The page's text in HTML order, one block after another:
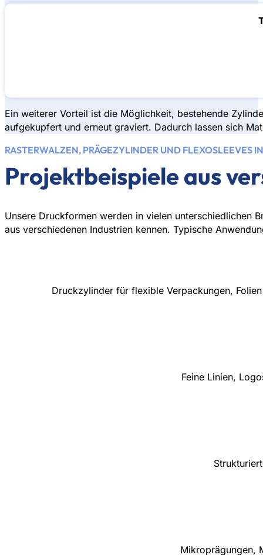
Ein weiterer Vorteil ist die Möglichkeit, bestehende
aufgekupfert und erneut graviert. Dadurch lassen sich
RASTERWALZEN, PRÄGEZYLINDER UND FLEXOSLEEVES
Projektbeispiele aus
Unsere Druckformen werden in vielen unterschiedlichen
aus verschiedenen Industrien kennen. Typische
Druckzylinder für flexible Verpackungen,
Feine Linien,
Mikroprägungen,